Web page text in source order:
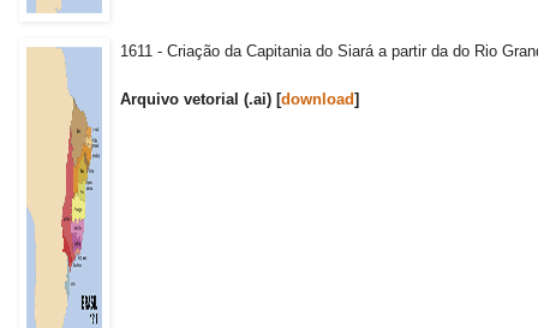
1611 - Criação da Capitania do Siará a partir da do Rio
Arquivo vetorial (.ai) [download]